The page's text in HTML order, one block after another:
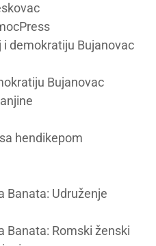
i demokratiju Bujanovac
Bujanovac
hendikepom
Banata: Udruženje
Banata: Romski ženski